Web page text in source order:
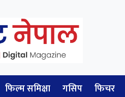
फिल्म समिक्षा गसिप फिचर